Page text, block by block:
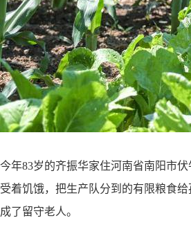
今年83岁的齐振华家住河南省南阳市
受着饥饿，把生产队分到的有限粮食
成了留守老人。